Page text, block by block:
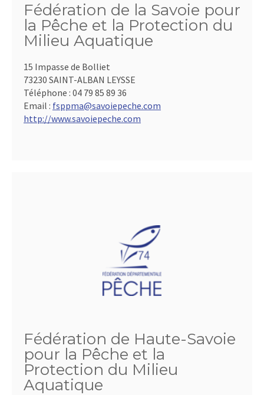
Fédération de la Savoie pour
la Pêche et la Protection du
Milieu Aquatique
15 Impasse de Bolliet
73230 SAINT-ALBAN LEYSSE
Téléphone : 04 79 85 89 36
Email : fsppma@savoiepeche.com
http://www.savoiepeche.com
Fédération de Haute-Savoie
pour la Pêche et la
Protection du Milieu
Aquatique